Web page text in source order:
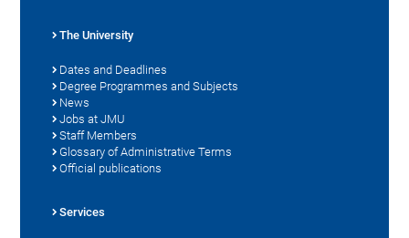
The University
Dates and Deadlines
Degree Programmes and Subjects
News
Jobs at JMU
Staff Members
Glossary of Administrative Terms
Official publications
Services